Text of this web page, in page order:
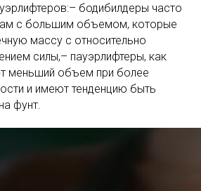
бодибилдеры часто
с большим объемом, которые
массу с относительно
силы,– пауэрлифтеры, как
меньший объем при более
и имеют тенденцию быть
фунт.